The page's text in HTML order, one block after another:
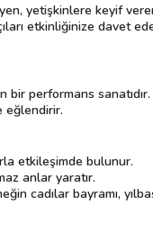
yetişkinlere keyif
etkinliğinize davet
performans
eğlendirir.
etkileşimde bulunur.
anlar yaratır.
cadılar bayramı,